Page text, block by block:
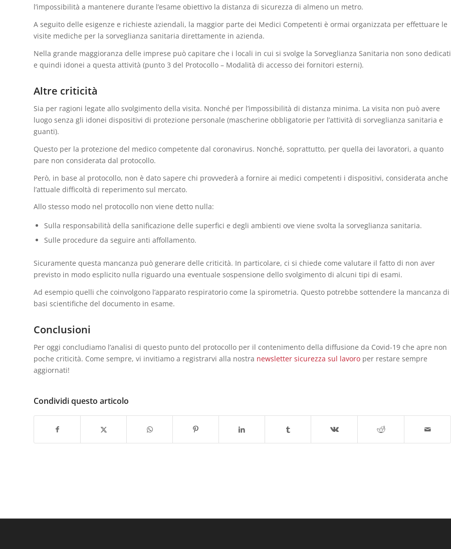
l’impossibilità a mantenere durante l’esame obiettivo la distanza di sicurezza di almeno un metro.
A seguito delle esigenze e richieste aziendali, la maggior parte dei Medici Competenti è ormai organizzata per effettuare le
visite mediche per la sorveglianza sanitaria direttamente in azienda.
Nella grande maggioranza delle imprese può capitare che i locali in cui si svolge la Sorveglianza Sanitaria non sono dedicati
e quindi idonei a questa attività (punto 3 del Protocollo – Modalità di accesso dei fornitori esterni).
Altre criticità
Sia per ragioni legate allo svolgimento della visita. Nonché per l’impossibilità di distanza minima. La visita non può avere
luogo senza gli idonei dispositivi di protezione personale (mascherine obbligatorie per l’attività di sorveglianza sanitaria e
guanti).
Questo per la protezione del medico competente dal coronavirus. Nonché, soprattutto, per quella dei lavoratori, a quanto
pare non considerata dal protocollo.
Però, in base al protocollo, non è dato sapere chi provvederà a fornire ai medici competenti i dispositivi, considerata anche
l’attuale difficoltà di reperimento sul mercato.
Allo stesso modo nel protocollo non viene detto nulla:
Sulla responsabilità della sanificazione delle superfici e degli ambienti ove viene svolta la sorveglianza sanitaria.
Sulle procedure da seguire anti affollamento.
Sicuramente questa mancanza può generare delle criticità. In particolare, ci si chiede come valutare il fatto di non aver
previsto in modo esplicito nulla riguardo una eventuale sospensione dello svolgimento di alcuni tipi di esami.
Ad esempio quelli che coinvolgono l’apparato respiratorio come la spirometria. Questo potrebbe sottendere la mancanza di
basi scientifiche del documento in esame.
Conclusioni
Per oggi concludiamo l’analisi di questo punto del protocollo per il contenimento della diffusione da Covid-19 che apre non
poche criticità. Come sempre, vi invitiamo a registrarvi alla nostra newsletter sicurezza sul lavoro per restare sempre
aggiornati!
Condividi questo articolo